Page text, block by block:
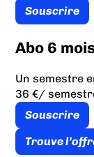
Souscrire
Abo 6
Un semestre
36 €/
Souscrire
Trouve